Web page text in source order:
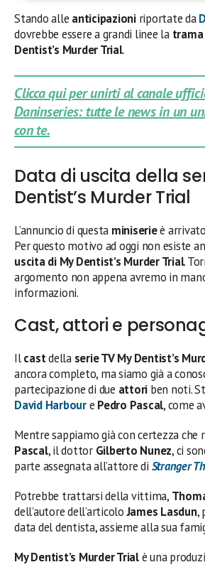
Stando alle anticipazioniriportate da
dovrebbe essere a grandi linee la trama
Dentist’s Murder Trial.
Clicca qui per unirti al canale
Daninseries: tutte le news in un
con te.
Data di uscita della
Dentist’s Murder Trial
L’annuncio di questa miniserieè
Per questo motivo ad oggi non esiste
uscita di My Dentist’s Murder Trial.
argomento non appena avremo in
informazioni.
Cast, attori e
Ilcastdella serie TV My Dentist’s
ancora completo, ma siamo già a
partecipazione di due attori ben noti.
David Harboure Pedro Pascal, come
Mentre sappiamo già con certezza che
Pascal, il dottor Gilberto Nunez, ci
parte assegnata all’attore di Stranger
Potrebbe trattarsi della vittima,
dell’autore dell’articoloJames Lasdun,
data del dentista, assieme alla sua
My Dentist’s Murder Trialè una